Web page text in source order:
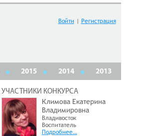
Войти | Регистрация
2015 2014 2013
УЧАСТНИКИ КОНКУРСА
Климова Екатерина
Владимировна
Владивосток
Воспитатель
Подробнее…